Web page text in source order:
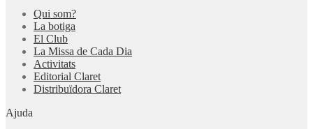
Qui som?
La botiga
El Club
La Missa de Cada Dia
Activitats
Editorial Claret
Distribuïdora Claret
Ajuda